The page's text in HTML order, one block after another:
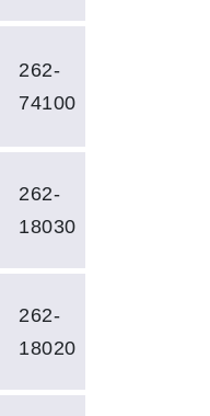
262-
74100
262-
18030
262-
18020